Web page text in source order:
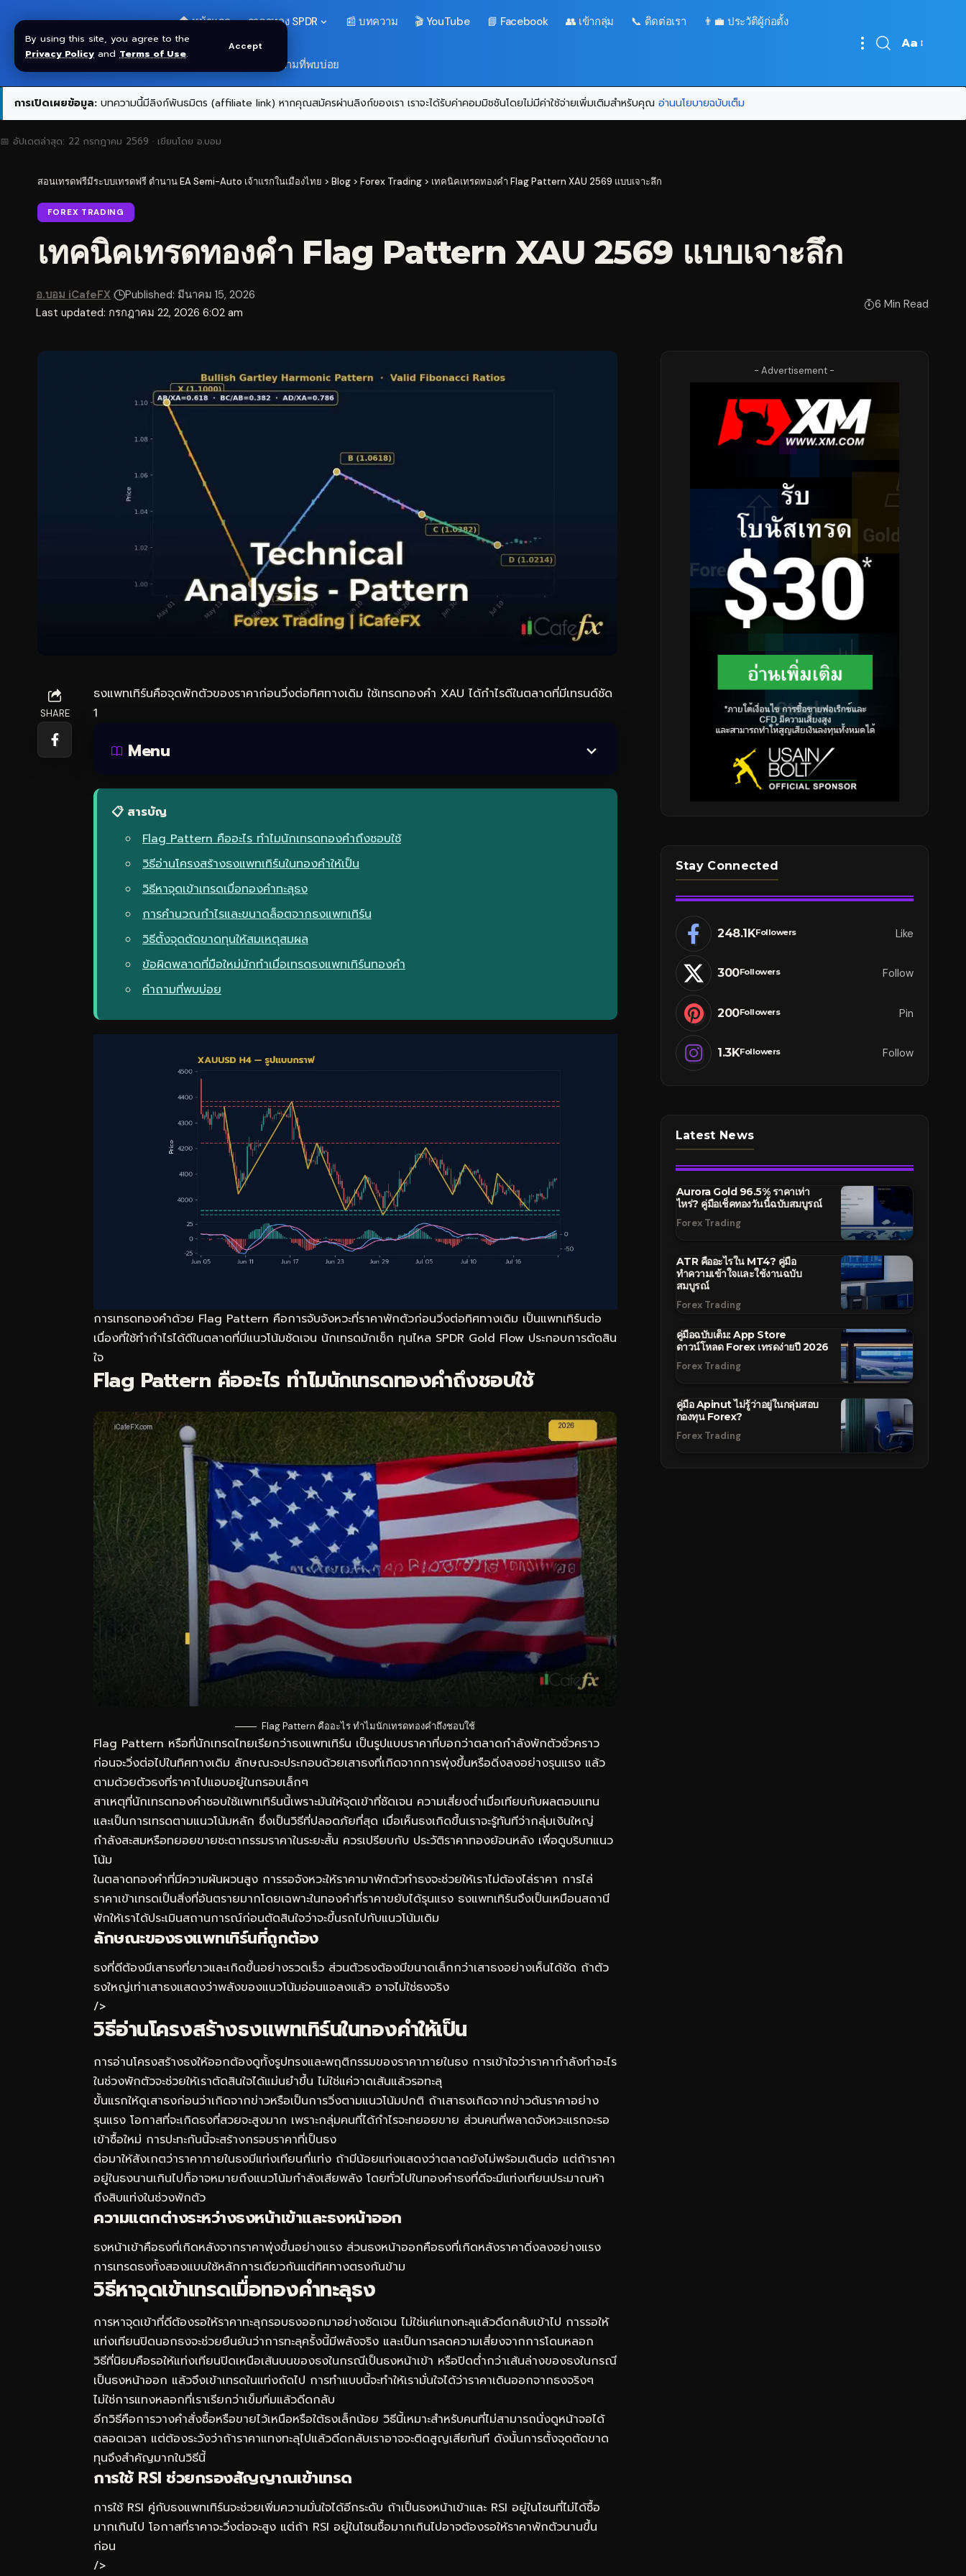
By using this site, you agree to the
Privacy Policy and Terms of Use.
Accept
🏠 หน้าแรก ราคาทอง SPDR 📰 บทความ 🎬 YouTube 📘 Facebook 👥 เข้ากลุ่ม 📞 ติดต่อเรา 👨‍💼 ประวัติผู้ก่อตั้ง
❓ คำถามที่พบบ่อย
Font
Aa
การเปิดเผยข้อมูล: บทความนี้มีลิงก์พันธมิตร (affiliate link) หากคุณสมัครผ่านลิงก์ของเรา เราจะได้รับค่าคอมมิชชันโดยไม่มีค่าใช้จ่ายเพิ่มเติมสำหรับคุณ อ่านนโยบายฉบับเต็ม
📅 อัปเดตล่าสุด: 22 กรกฎาคม 2569 · เขียนโดย อ.บอม
สอนเทรดฟรีมีระบบเทรดฟรี ตำนาน EA Semi-Auto เจ้าแรกในเมืองไทย > Blog > Forex Trading > เทคนิคเทรดทองคำ Flag Pattern XAU 2569 แบบเจาะลึก
FOREX TRADING
เทคนิคเทรดทองคำ Flag Pattern XAU 2569 แบบเจาะลึก
Last updated: กรกฎาคม 22, 2026 6:02 am
อ.บอม iCafeFX Published: มีนาคม 15, 2026
6 Min Read
SHARE
ธงแพทเทิร์นคือจุดพักตัวของราคาก่อนวิ่งต่อทิศทางเดิม ใช้เทรดทองคำ XAU ได้กำไรดีในตลาดที่มีเทรนด์ชัด
1
Menu
📋 สารบัญ
Flag Pattern คืออะไร ทำไมนักเทรดทองคำถึงชอบใช้
วิธีอ่านโครงสร้างธงแพทเทิร์นในทองคำให้เป็น
วิธีหาจุดเข้าเทรดเมื่อทองคำทะลุธง
การคำนวณกำไรและขนาดล็อตจากธงแพทเทิร์น
วิธีตั้งจุดตัดขาดทุนให้สมเหตุสมผล
ข้อผิดพลาดที่มือใหม่มักทำเมื่อเทรดธงแพทเทิร์นทองคำ
คำถามที่พบบ่อย
การเทรดทองคำด้วย Flag Pattern คือการจับจังหวะที่ราคาพักตัวก่อนวิ่งต่อทิศทางเดิม เป็นแพทเทิร์นต่อ
เนื่องที่ใช้ทำกำไรได้ดีในตลาดที่มีแนวโน้มชัดเจน นักเทรดมักเช็ก ทุนไหล SPDR Gold Flow ประกอบการตัดสิน
ใจ
Flag Pattern คืออะไร ทำไมนักเทรดทองคำถึงชอบใช้
Flag Pattern คืออะไร ทำไมนักเทรดทองคำถึงชอบใช้
Flag Pattern หรือที่นักเทรดไทยเรียกว่าธงแพทเทิร์น เป็นรูปแบบราคาที่บอกว่าตลาดกำลังพักตัวชั่วคราว
ก่อนจะวิ่งต่อไปในทิศทางเดิม ลักษณะจะประกอบด้วยเสาธงที่เกิดจากการพุ่งขึ้นหรือดิ่งลงอย่างรุนแรง แล้ว
ตามด้วยตัวธงที่ราคาไปแอบอยู่ในกรอบเล็กๆ
สาเหตุที่นักเทรดทองคำชอบใช้แพทเทิร์นนี้เพราะมันให้จุดเข้าที่ชัดเจน ความเสี่ยงต่ำเมื่อเทียบกับผลตอบแทน
และเป็นการเทรดตามแนวโน้มหลัก ซึ่งเป็นวิธีที่ปลอดภัยที่สุด เมื่อเห็นธงเกิดขึ้นเราจะรู้ทันทีว่ากลุ่มเงินใหญ่
กำลังสะสมหรือทยอยขายชะตากรรมราคาในระยะสั้น ควรเปรียบกับ ประวัติราคาทองย้อนหลัง เพื่อดูบริบทแนว
โน้ม
ในตลาดทองคำที่มีความผันผวนสูง การรอจังหวะให้ราคามาพักตัวทำธงจะช่วยให้เราไม่ต้องไล่ราคา การไล่
ราคาเข้าเทรดเป็นสิ่งที่อันตรายมากโดยเฉพาะในทองคำที่ราคาขยับได้รุนแรง ธงแพทเทิร์นจึงเป็นเหมือนสถานี
พักให้เราได้ประเมินสถานการณ์ก่อนตัดสินใจว่าจะขึ้นรถไปกับแนวโน้มเดิม
ลักษณะของธงแพทเทิร์นที่ถูกต้อง
ธงที่ดีต้องมีเสาธงที่ยาวและเกิดขึ้นอย่างรวดเร็ว ส่วนตัวธงต้องมีขนาดเล็กกว่าเสาธงอย่างเห็นได้ชัด ถ้าตัว
ธงใหญ่เท่าเสาธงแสดงว่าพลังของแนวโน้มอ่อนแอลงแล้ว อาจไม่ใช่ธงจริง
/>
วิธีอ่านโครงสร้างธงแพทเทิร์นในทองคำให้เป็น
การอ่านโครงสร้างธงให้ออกต้องดูทั้งรูปทรงและพฤติกรรมของราคาภายในธง การเข้าใจว่าราคากำลังทำอะไร
ในช่วงพักตัวจะช่วยให้เราตัดสินใจได้แม่นยำขึ้น ไม่ใช่แค่วาดเส้นแล้วรอทะลุ
ขั้นแรกให้ดูเสาธงก่อนว่าเกิดจากข่าวหรือเป็นการวิ่งตามแนวโน้มปกติ ถ้าเสาธงเกิดจากข่าวดันราคาอย่าง
รุนแรง โอกาสที่จะเกิดธงที่สวยจะสูงมาก เพราะกลุ่มคนที่ได้กำไรจะทยอยขาย ส่วนคนที่พลาดจังหวะแรกจะรอ
เข้าซื้อใหม่ การปะทะกันนี้จะสร้างกรอบราคาที่เป็นธง
ต่อมาให้สังเกตว่าราคาภายในธงมีแท่งเทียนกี่แท่ง ถ้ามีน้อยแท่งแสดงว่าตลาดยังไม่พร้อมเดินต่อ แต่ถ้าราคา
อยู่ในธงนานเกินไปก็อาจหมายถึงแนวโน้มกำลังเสียพลัง โดยทั่วไปในทองคำธงที่ดีจะมีแท่งเทียนประมาณห้า
ถึงสิบแท่งในช่วงพักตัว
ความแตกต่างระหว่างธงหน้าเข้าและธงหน้าออก
ธงหน้าเข้าคือธงที่เกิดหลังจากราคาพุ่งขึ้นอย่างแรง ส่วนธงหน้าออกคือธงที่เกิดหลังราคาดิ่งลงอย่างแรง
การเทรดธงทั้งสองแบบใช้หลักการเดียวกันแต่ทิศทางตรงกันข้าม
วิธีหาจุดเข้าเทรดเมื่อทองคำทะลุธง
การหาจุดเข้าที่ดีต้องรอให้ราคาทะลุกรอบธงออกมาอย่างชัดเจน ไม่ใช่แค่แทงทะลุแล้วดีดกลับเข้าไป การรอให้
แท่งเทียนปิดนอกธงจะช่วยยืนยันว่าการทะลุครั้งนี้มีพลังจริง และเป็นการลดความเสี่ยงจากการโดนหลอก
วิธีที่นิยมคือรอให้แท่งเทียนปิดเหนือเส้นบนของธงในกรณีเป็นธงหน้าเข้า หรือปิดต่ำกว่าเส้นล่างของธงในกรณี
เป็นธงหน้าออก แล้วจึงเข้าเทรดในแท่งถัดไป การทำแบบนี้จะทำให้เรามั่นใจได้ว่าราคาเดินออกจากธงจริงๆ
ไม่ใช่การแทงหลอกที่เราเรียกว่าเข็มทิ่มแล้วดีดกลับ
อีกวิธีคือการวางคำสั่งซื้อหรือขายไว้เหนือหรือใต้ธงเล็กน้อย วิธีนี้เหมาะสำหรับคนที่ไม่สามารถนั่งดูหน้าจอได้
ตลอดเวลา แต่ต้องระวังว่าถ้าราคาแทงทะลุไปแล้วดีดกลับเราอาจจะติดสูญเสียทันที ดังนั้นการตั้งจุดตัดขาด
ทุนจึงสำคัญมากในวิธีนี้
การใช้ RSI ช่วยกรองสัญญาณเข้าเทรด
การใช้ RSI คู่กับธงแพทเทิร์นจะช่วยเพิ่มความมั่นใจได้อีกระดับ ถ้าเป็นธงหน้าเข้าและ RSI อยู่ในโซนที่ไม่ได้ซื้อ
มากเกินไป โอกาสที่ราคาจะวิ่งต่อจะสูง แต่ถ้า RSI อยู่ในโซนซื้อมากเกินไปอาจต้องรอให้ราคาพักตัวนานขึ้น
ก่อน
/>
- Advertisement -
Stay Connected
248.1KFollowers Like
300Followers Follow
200Followers Pin
1.3KFollowers Follow
Latest News
Aurora Gold 96.5% ราคาเท่า
ไหร่? คู่มือเช็คทองวันนี้ฉบับสมบูรณ์
Forex Trading
ATR คืออะไรใน MT4? คู่มือ
ทำความเข้าใจและใช้งานฉบับ
สมบูรณ์
Forex Trading
คู่มือฉบับเต็ม: App Store
ดาวน์โหลด Forex เทรดง่ายปี 2026
Forex Trading
คู่มือ Apinut ไม่รู้ว่าอยู่ในกลุ่มสอบ
กองทุน Forex?
Forex Trading